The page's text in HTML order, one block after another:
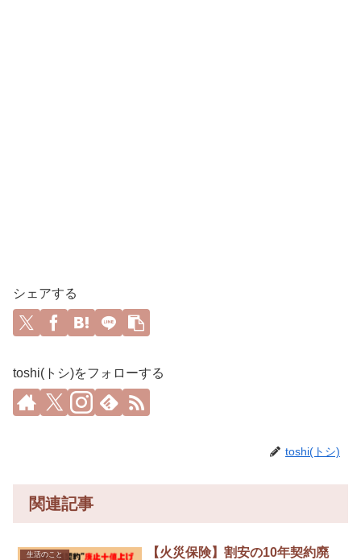
シェアする
toshi(トシ)をフォローする
toshi(トシ)
関連記事
生活のこと
【火災保険】割安の10年契約廃